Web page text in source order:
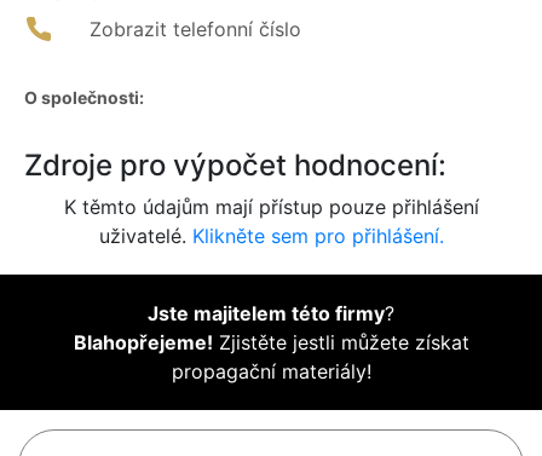
Zobrazit telefonní číslo
O společnosti:
Zdroje pro výpočet hodnocení:
K těmto údajům mají přístup pouze přihlášení
uživatelé. Klikněte sem pro přihlášení.
Jste majitelem této firmy?
Blahopřejeme! Zjistěte jestli můžete získat
propagační materiály!